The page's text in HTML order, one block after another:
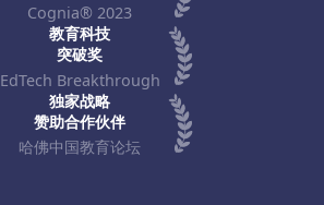
Cognia® 2023
教育科技
突破奖
EdTech Breakthrough
独家战略
赞助合作伙伴
哈佛中国教育论坛